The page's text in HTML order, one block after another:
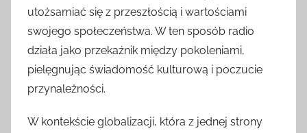
utożsamiać się z przeszłością i wartościami
swojego społeczeństwa. W ten sposób radio
działa jako przekaźnik między pokoleniami,
pielęgnując świadomość kulturową i poczucie
przynależności.
W kontekście globalizacji, która z jednej strony